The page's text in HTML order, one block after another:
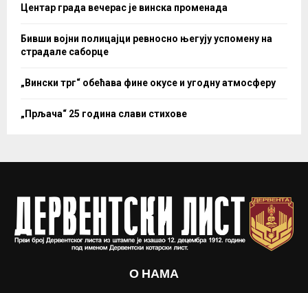
Центар града вечерас је винска променада
Бивши војни полицајци ревносно његују успомену на
страдале саборце
„Вински трг“ обећава фине окусе и угодну атмосферу
„Прљача“ 25 година слави стихове
О НАМА